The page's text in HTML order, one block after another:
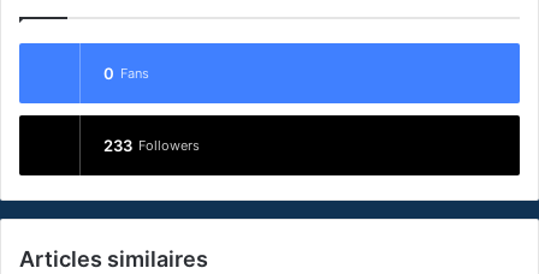
0 Fans
233 Followers
Articles similaires